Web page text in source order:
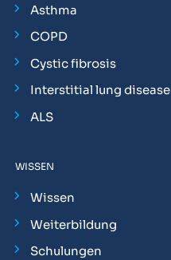
Asthma
COPD
Cystic fibrosis
Interstitial lung disease
ALS
WISSEN
Wissen
Weiterbildung
Schulungen